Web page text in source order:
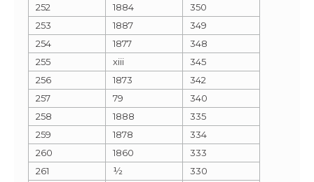
252
1884
350
253
1887
349
254
1877
348
255
xiii
345
256
1873
342
257
79
340
258
1888
335
259
1878
334
260
1860
333
261
½
330